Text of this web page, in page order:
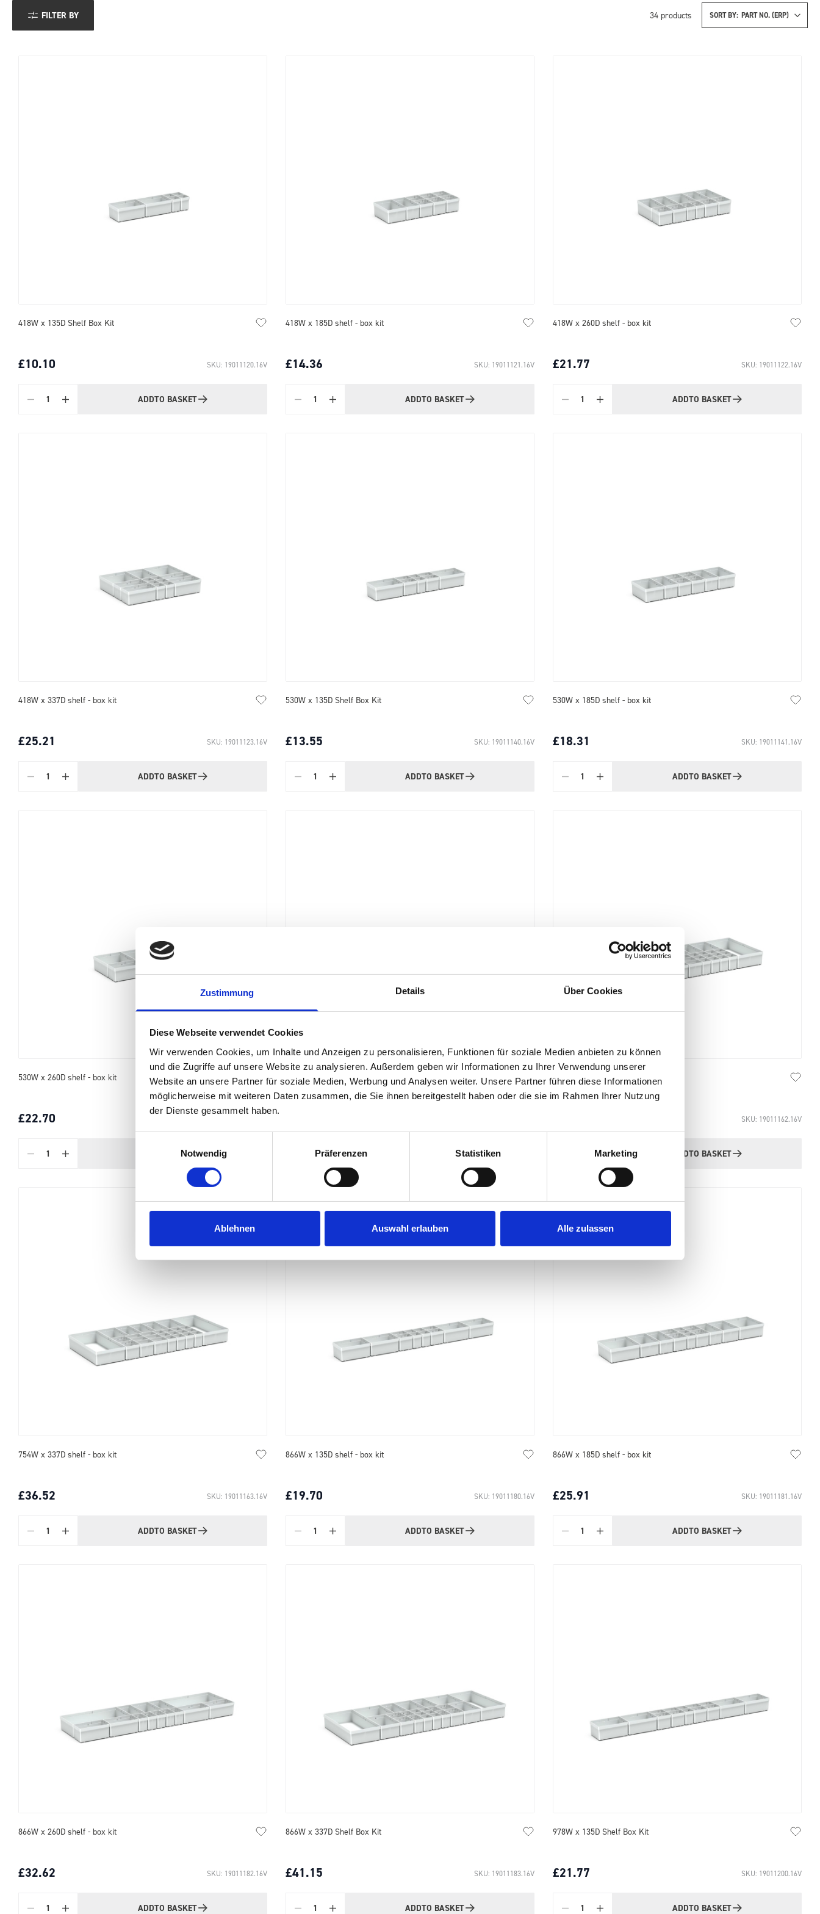
Zustimmung Details Über Cookies
Diese Webseite verwendet Cookies
Wir verwenden Cookies, um Inhalte und Anzeigen zu personalisieren, Funktionen für soziale Medien anbieten zu können
und die Zugriffe auf unsere Website zu analysieren. Außerdem geben wir Informationen zu Ihrer Verwendung unserer
Website an unsere Partner für soziale Medien, Werbung und Analysen weiter. Unsere Partner führen diese Informationen
möglicherweise mit weiteren Daten zusammen, die Sie ihnen bereitgestellt haben oder die sie im Rahmen Ihrer Nutzung
der Dienste gesammelt haben.
Notwendig
Präferenzen Statistiken Marketing
Ablehnen Auswahl erlauben Alle zulassen
FILTER BY 34 products SORT BY:
418W x 135D Shelf Box Kit
£10.10 SKU: 19011120.16V
Quantity ADDTO BASKET
418W x 185D shelf - box kit
£14.36 SKU: 19011121.16V
Quantity ADDTO BASKET
418W x 260D shelf - box kit
£21.77 SKU: 19011122.16V
Quantity ADDTO BASKET
418W x 337D shelf - box kit
£25.21 SKU: 19011123.16V
Quantity ADDTO BASKET
530W x 135D Shelf Box Kit
£13.55 SKU: 19011140.16V
Quantity ADDTO BASKET
530W x 185D shelf - box kit
£18.31 SKU: 19011141.16V
Quantity ADDTO BASKET
530W x 260D shelf - box kit
£22.70
Quantity TO BASKET
530W x 337D shelf - box kit
Quantity TO BASKET
754W x 260D shelf - box kit
SKU: 19011162.16V
Quantity ADDTO BASKET
754W x 337D shelf - box kit
£36.52 SKU: 19011163.16V
Quantity ADDTO BASKET
866W x 135D shelf - box kit
£19.70 SKU: 19011180.16V
Quantity ADDTO BASKET
866W x 185D shelf - box kit
£25.91 SKU: 19011181.16V
Quantity ADDTO BASKET
866W x 260D shelf - box kit
£32.62 SKU: 19011182.16V
Quantity ADDTO BASKET
866W x 337D Shelf Box Kit
£41.15 SKU: 19011183.16V
Quantity ADDTO BASKET
978W x 135D Shelf Box Kit
£21.77 SKU: 19011200.16V
Quantity ADDTO BASKET